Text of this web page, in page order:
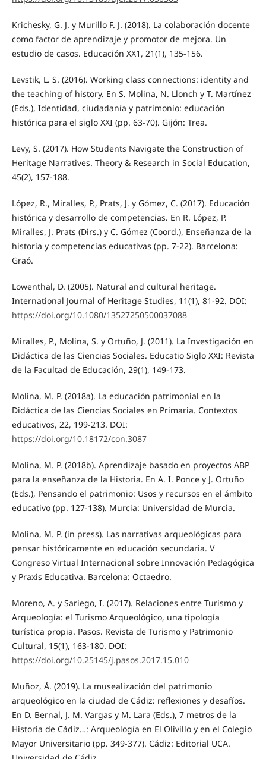
Krichesky, G. J. y Murillo F. J. (2018). La colaboración docente
como factor de aprendizaje y promotor de mejora. Un
estudio de casos. Educación XX1, 21(1), 135-156.
Levstik, L. S. (2016). Working class connections: identity and
the teaching of history. En S. Molina, N. Llonch y T. Martínez
(Eds.), Identidad, ciudadanía y patrimonio: educación
histórica para el siglo XXI (pp. 63-70). Gijón: Trea.
Levy, S. (2017). How Students Navigate the Construction of
Heritage Narratives. Theory & Research in Social Education,
45(2), 157-188.
López, R., Miralles, P., Prats, J. y Gómez, C. (2017). Educación
histórica y desarrollo de competencias. En R. López, P.
Miralles, J. Prats (Dirs.) y C. Gómez (Coord.), Enseñanza de la
historia y competencias educativas (pp. 7-22). Barcelona:
Graó.
Lowenthal, D. (2005). Natural and cultural heritage.
International Journal of Heritage Studies, 11(1), 81-92. DOI:
https://doi.org/10.1080/13527250500037088
Miralles, P., Molina, S. y Ortuño, J. (2011). La Investigación en
Didáctica de las Ciencias Sociales. Educatio Siglo XXI: Revista
de la Facultad de Educación, 29(1), 149-173.
Molina, M. P. (2018a). La educación patrimonial en la
Didáctica de las Ciencias Sociales en Primaria. Contextos
educativos, 22, 199-213. DOI:
https://doi.org/10.18172/con.3087
Molina, M. P. (2018b). Aprendizaje basado en proyectos ABP
para la enseñanza de la Historia. En A. I. Ponce y J. Ortuño
(Eds.), Pensando el patrimonio: Usos y recursos en el ámbito
educativo (pp. 127-138). Murcia: Universidad de Murcia.
Molina, M. P. (in press). Las narrativas arqueológicas para
pensar históricamente en educación secundaria. V
Congreso Virtual Internacional sobre Innovación Pedagógica
y Praxis Educativa. Barcelona: Octaedro.
Moreno, A. y Sariego, I. (2017). Relaciones entre Turismo y
Arqueología: el Turismo Arqueológico, una tipología
turística propia. Pasos. Revista de Turismo y Patrimonio
Cultural, 15(1), 163-180. DOI:
https://doi.org/10.25145/j.pasos.2017.15.010
Muñoz, Á. (2019). La musealización del patrimonio
arqueológico en la ciudad de Cádiz: reflexiones y desafíos.
En D. Bernal, J. M. Vargas y M. Lara (Eds.), 7 metros de la
Historia de Cádiz…: Arqueología en El Olivillo y en el Colegio
Mayor Universitario (pp. 349-377). Cádiz: Editorial UCA.